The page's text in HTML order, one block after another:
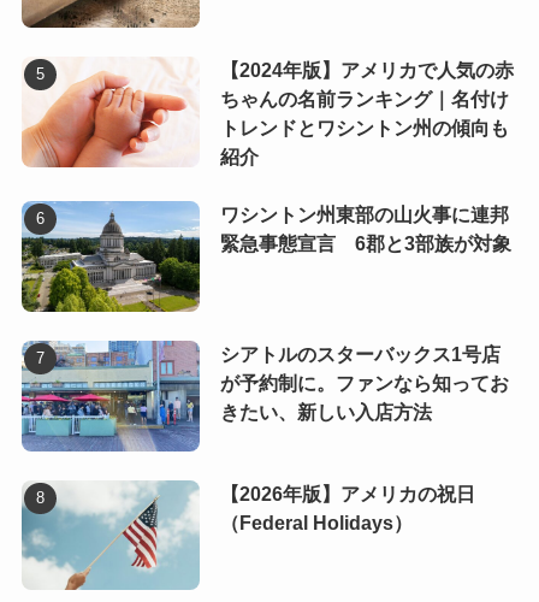
【2024年版】アメリカで人気の赤
ちゃんの名前ランキング｜名付け
トレンドとワシントン州の傾向も
紹介
ワシントン州東部の山火事に連邦
緊急事態宣言 6郡と3部族が対象
シアトルのスターバックス1号店
が予約制に。ファンなら知ってお
きたい、新しい入店方法
【2026年版】アメリカの祝日
（Federal Holidays）